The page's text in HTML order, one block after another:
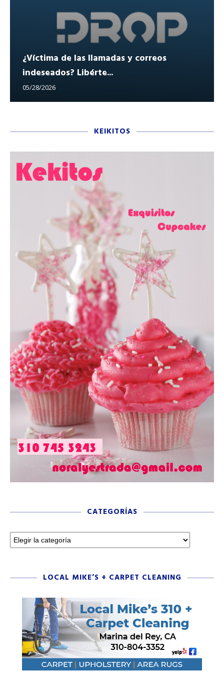
¿Víctima de las llamadas y correos
indeseados? Libérte...
05/28/2026
KEIKITOS
CATEGORÍAS
LOCAL MIKE’S + CARPET CLEANING